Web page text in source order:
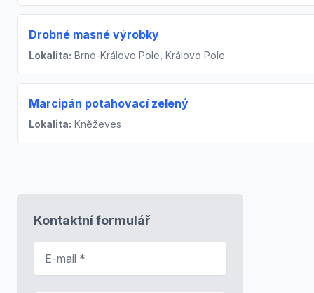
Drobné masné výrobky
Lokalita: Brno-Královo Pole, Královo Pole
Marcipán potahovací zelený
Lokalita: Kněževes
Kontaktní formulář